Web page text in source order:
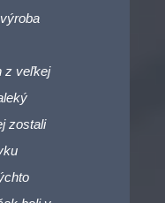
z veľkej
zostali